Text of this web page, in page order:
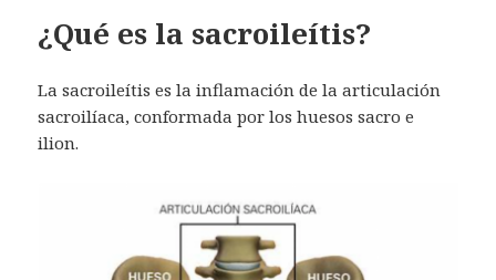
¿Qué es la sacroileítis?
La sacroileítis es la inflamación de la articulación
sacroilíaca, conformada por los huesos sacro e
ilion.